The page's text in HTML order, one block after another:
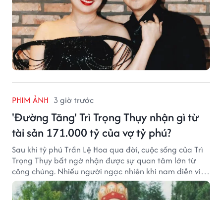
PHIM ẢNH 3 giờ trước
'Đường Tăng' Trì Trọng Thụy nhận gì từ
tài sản 171.000 tỷ của vợ tỷ phú?
Sau khi tỷ phú Trần Lệ Hoa qua đời, cuộc sống của Trì
Trọng Thụy bất ngờ nhận được sự quan tâm lớn từ
công chúng. Nhiều người ngạc nhiên khi nam diễn viên
nổi tiếng với vai Đường Tăng không xuất hiện trong
danh sách thừa kế khối tài sản hàng chục tỷ NDT.